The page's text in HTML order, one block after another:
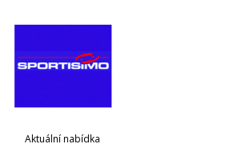
Aktuální nabídka